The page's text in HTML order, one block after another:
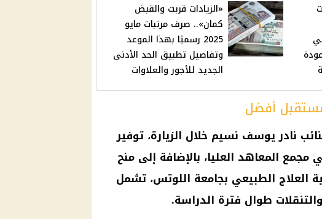
«الزيادات قربت والقبض
كمان».. صرف مرتبات مايو
2025 رسميًا بهذا الموعد
وتفاصيل تطبيق الحد الأدنى
الجديد للأجور والعلاوات
أفضل
نادر يوسف نسيم خلال الزيارة، توفير
مجمع المعاهد العليا، بالإضافة إلى منح
العلاج الطبيعي بجامعة اللوتس، تشمل
طوال فترة الدراسة.